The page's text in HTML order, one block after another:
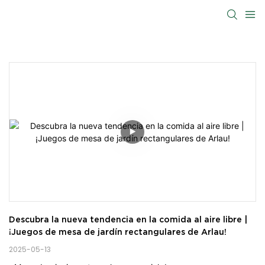
Descubra la nueva tendencia en la comida al aire libre |
¡Juegos de mesa de jardín rectangulares de Arlau!
2025-05-13